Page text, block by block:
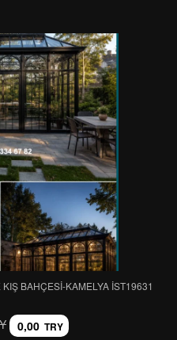
BAHÇESİ-KAMELYA IST19631
0,00 TRY